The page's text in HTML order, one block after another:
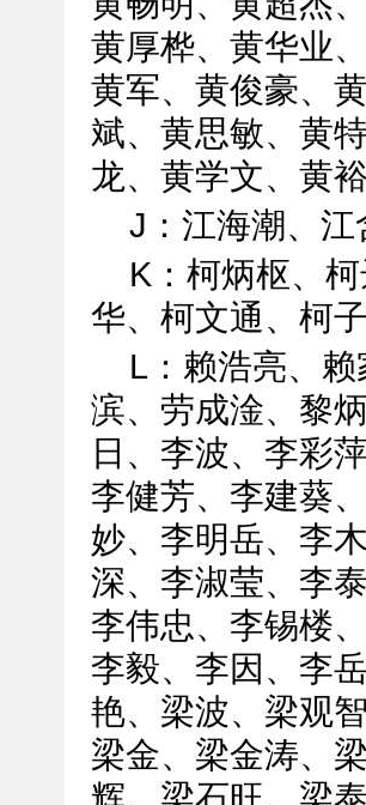
黄厚桦、黄华业
黄军、黄俊豪、
斌、黄思敏、黄
龙、黄学文、黄
J：江海潮、
K：柯炳枢、
华、柯文通、柯
L：赖浩亮、
滨、劳成淦、黎
日、李波、李彩
李健芳、李建葵
妙、李明岳、李
深、李淑莹、李
李伟忠、李锡楼
李毅、李因、李
艳、梁波、梁观
梁金、梁金涛、